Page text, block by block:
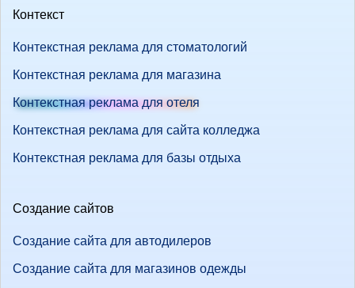
Контекст
Контекстная реклама для стоматологий
Контекстная реклама для магазина
Контекстная реклама для отеля
Контекстная реклама для сайта колледжа
Контекстная реклама для базы отдыха
Создание сайтов
Создание сайта для автодилеров
Создание сайта для магазинов одежды